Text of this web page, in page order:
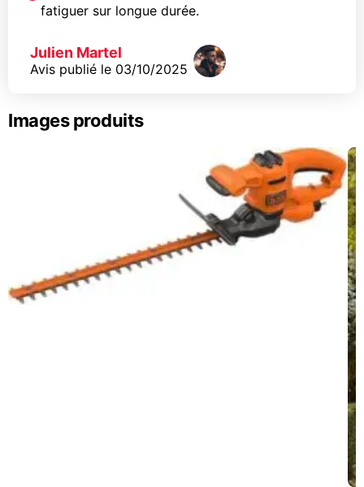
fatiguer sur longue durée.
Julien Martel
Avis publié le 03/10/2025
Images produits